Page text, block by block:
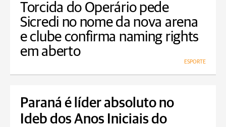
Torcida do Operário pede
Sicredi no nome da nova arena
e clube confirma naming rights
em aberto
ESPORTE
Paraná é líder absoluto no
Ideb dos Anos Iniciais do